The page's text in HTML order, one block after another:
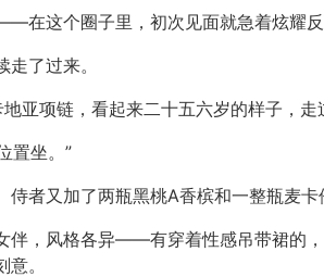
在这个圈子里，初次见面就急着炫耀反
了过来。
亚项链，看起来二十五六岁的样子，
置坐。”
者又加了两瓶黑桃A香槟和一整瓶麦卡
伴，风格各异——有穿着性感吊带裙的
。